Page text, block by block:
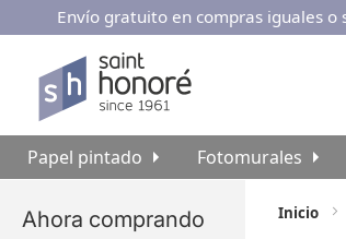
Ir
contenido
Envío gratuito en compras iguales o
Papel pintado Fotomurales
Inicio
Ahora comprando